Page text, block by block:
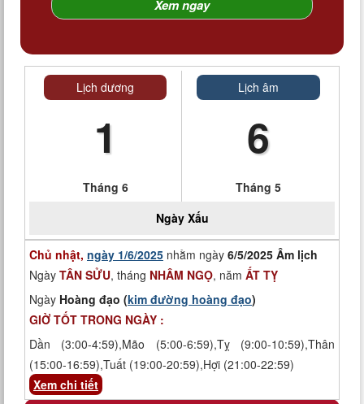
Lịch dương
1
Tháng 6
Lịch âm
6
Tháng 5
Ngày Xấu
Chủ nhật, ngày 1/6/2025 nhằm ngày 6/5/2025 Âm lịch
Ngày TÂN SỬU, tháng NHÂM NGỌ, năm ẤT TỴ
Ngày Hoàng đạo (kim đường hoàng đạo)
GIỜ TỐT TRONG NGÀY :
Dần (3:00-4:59),Mão (5:00-6:59),Tỵ (9:00-10:59),Thân
(15:00-16:59),Tuất (19:00-20:59),Hợi (21:00-22:59)
Xem chi tiết